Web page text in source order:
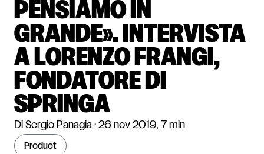
PENSIAMO IN
GRANDE». INTERVISTA
A LORENZO FRANGI,
FONDATORE DI
SPRINGA
product
Di Sergio Panagia · 26 nov 2019, 7 min